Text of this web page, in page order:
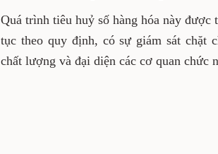
Quá trình tiêu huỷ số hàng hóa này
tục theo quy định, có sự giám sát chặt
chất lượng và đại diện các cơ quan chức